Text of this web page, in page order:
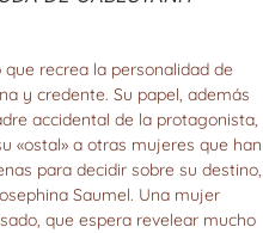
recrea la personalidad de
y credente. Su papel, además
accidental de la protagonista,
«ostal» a otras mujeres que han
para decidir sobre su destino,
Saumel. Una mujer
que espera revelear mucho